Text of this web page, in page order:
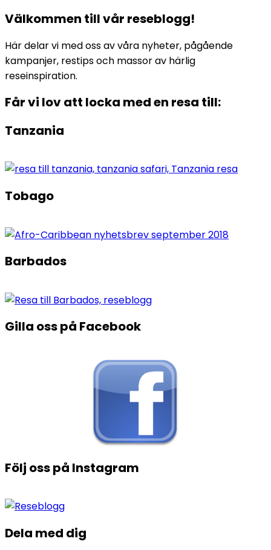
Välkommen till vår reseblogg!
Här delar vi med oss av våra nyheter, pågående
kampanjer, restips och massor av härlig
reseinspiration.
Får vi lov att locka med en resa till:
Tanzania
Tobago
Barbados
Gilla oss på Facebook
Följ oss på Instagram
Dela med dig